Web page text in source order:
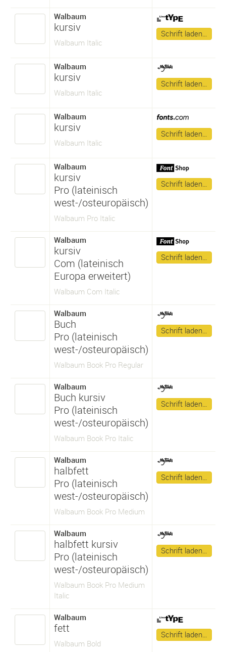
Walbaum
kursiv
Walbaum Italic
Schrift laden…
Walbaum
kursiv
Walbaum Italic
Schrift laden…
Walbaum
kursiv
Walbaum Italic
Schrift laden…
Walbaum
kursiv
Pro (lateinisch
west-/osteuropäisch)
Walbaum Pro Italic
Schrift laden…
Walbaum
kursiv
Com (lateinisch
Europa erweitert)
Walbaum Com Italic
Schrift laden…
Walbaum
Buch
Pro (lateinisch
west-/osteuropäisch)
Walbaum Book Pro Regular
Schrift laden…
Walbaum
Buch kursiv
Pro (lateinisch
west-/osteuropäisch)
Walbaum Book Pro Italic
Schrift laden…
Walbaum
halbfett
Pro (lateinisch
west-/osteuropäisch)
Walbaum Book Pro Medium
Schrift laden…
Walbaum
halbfett kursiv
Pro (lateinisch
west-/osteuropäisch)
Walbaum Book Pro Medium
Italic
Schrift laden…
Walbaum
fett
Walbaum Bold
Schrift laden…